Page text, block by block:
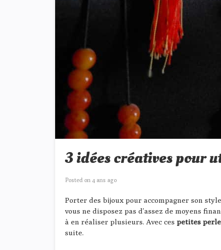
3 idées créatives pour
Posted on 4 ans ago
Porter des bijoux pour accompagner son
vous ne disposez pas d’assez de moyens
à en réaliser plusieurs. Avec ces petites
suite.